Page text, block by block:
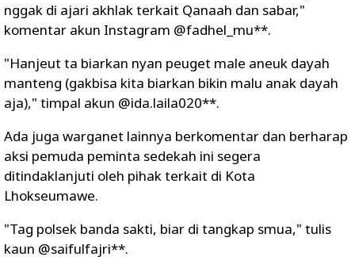
nggak di ajari akhlak terkait Qanaah dan sabar,"
komentar akun Instagram @fadhel_mu**.
"Hanjeut ta biarkan nyan peuget male aneuk dayah
manteng (gakbisa kita biarkan bikin malu anak dayah
aja)," timpal akun @ida.laila020**.
Ada juga warganet lainnya berkomentar dan berharap
aksi pemuda peminta sedekah ini segera
ditindaklanjuti oleh pihak terkait di Kota
Lhokseumawe.
"Tag polsek banda sakti, biar di tangkap smua," tulis
kaun @saifulfajri**.